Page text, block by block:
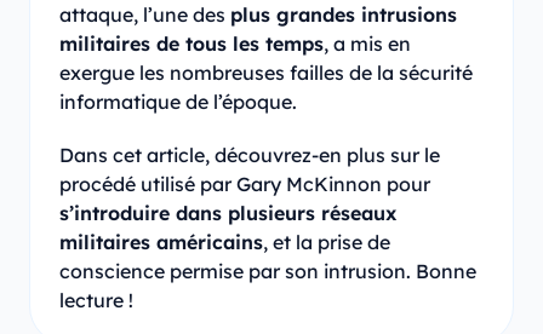
attaque, l’une des plus grandes intrusions
militaires de tous les temps, a mis en
exergue les nombreuses failles de la sécurité
informatique de l’époque.
Dans cet article, découvrez-en plus sur le
procédé utilisé par Gary McKinnon pour
s’introduire dans plusieurs réseaux
militaires américains, et la prise de
conscience permise par son intrusion. Bonne
lecture !